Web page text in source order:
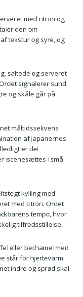
med citron og
den om
tekstur og syre, og
saltede og serveret
signalerer sund
og skåle går på
måltidssekvens
af japanernes
er det
iscenesættes i små
kylling med
med citron. Ordet
tempo, hvor
tilfredsstillelse.
eller bechamel med
står for hjertevarm
indre og sprød skal